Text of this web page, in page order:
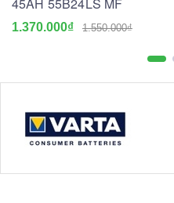
1.370.000₫ 1.550.000₫